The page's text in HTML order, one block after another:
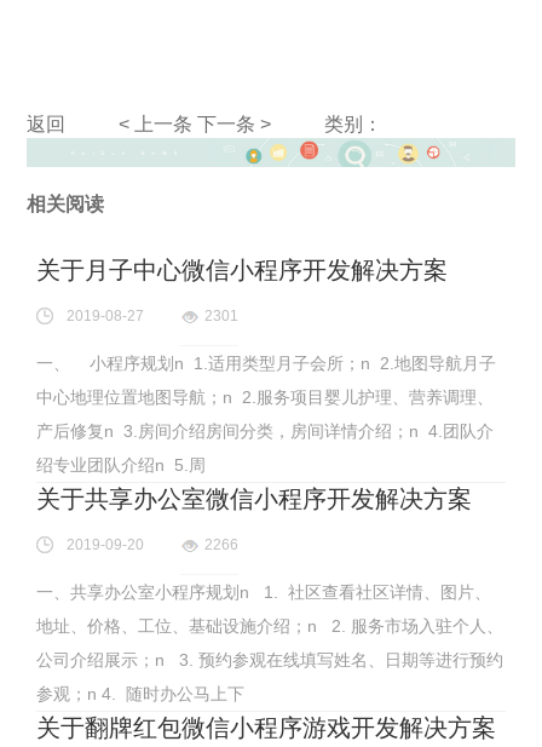
返回 < 上一条 下一条 > 类别：
相关阅读
关于月子中心微信小程序开发解决方案
2019-08-27 2301
一、 小程序规划n 1.适用类型月子会所；n 2.地图导航月子
中心地理位置地图导航；n 2.服务项目婴儿护理、营养调理、
产后修复n 3.房间介绍房间分类，房间详情介绍；n 4.团队介
绍专业团队介绍n 5.周
关于共享办公室微信小程序开发解决方案
2019-09-20 2266
一、共享办公室小程序规划n 1. 社区查看社区详情、图片、
地址、价格、工位、基础设施介绍；n 2. 服务市场入驻个人、
公司介绍展示；n 3. 预约参观在线填写姓名、日期等进行预约
参观；n 4. 随时办公马上下
关于翻牌红包微信小程序游戏开发解决方案